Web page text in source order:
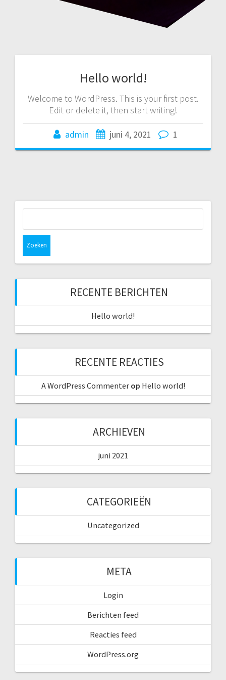
Hello world!
Welcome to WordPress. This is your first post.
Edit or delete it, then start writing!
admin juni 4, 2021 1
RECENTE BERICHTEN
Hello world!
RECENTE REACTIES
A WordPress Commenterop Hello world!
ARCHIEVEN
juni 2021
CATEGORIEËN
Uncategorized
META
Login
Berichten feed
Reacties feed
WordPress.org